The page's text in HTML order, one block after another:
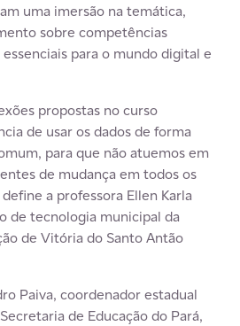
uma imersão na temática,
sobre competências
para o mundo digital e
propostas no curso
de usar os dados de forma
para que não atuemos em
de mudança em todos os
a professora Ellen Karla
de tecnologia municipal da
de Vitória do Santo Antão
Paiva, coordenador estadual
de Educação do Pará,